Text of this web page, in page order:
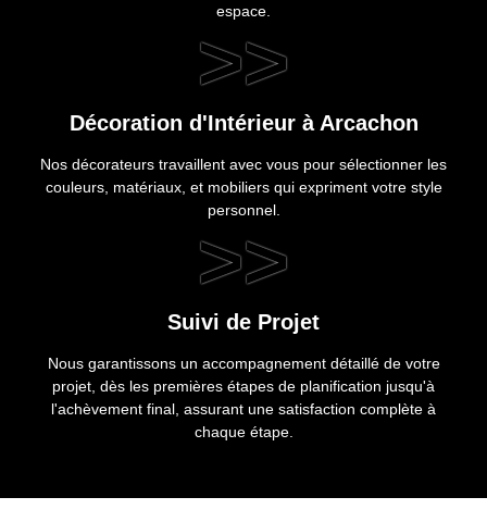
espace.
>>
Décoration d'Intérieur à Arcachon
Nos décorateurs travaillent avec vous pour sélectionner les
couleurs, matériaux, et mobiliers qui expriment votre style
personnel.
>>
Suivi de Projet
Nous garantissons un accompagnement détaillé de votre
projet, dès les premières étapes de planification jusqu'à
l'achèvement final, assurant une satisfaction complète à
chaque étape.